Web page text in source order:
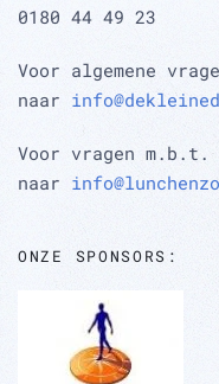
0180 44 49 23
Voor algemene
naar
Voor vragen m.b.t.
naar
ONZE SPONSORS: